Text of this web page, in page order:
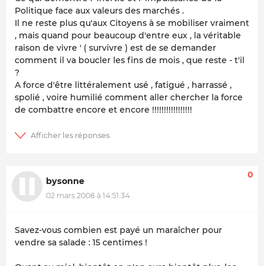
Politique face aux valeurs des marchés .
Il ne reste plus qu'aux Citoyens à se mobiliser vraiment
, mais quand pour beaucoup d'entre eux , la véritable
raison de vivre ' ( survivre ) est de se demander
comment il va boucler les fins de mois , que reste - t'il
?
A force d'être littéralement usé , fatigué , harrassé ,
spolié , voire humilié comment aller chercher la force
de combattre encore et encore !!!!!!!!!!!!!!!!!
bysonne
02 mars 2008 à 14:51:34
0
Savez-vous combien est payé un maraîcher pour
vendre sa salade : 15 centimes !